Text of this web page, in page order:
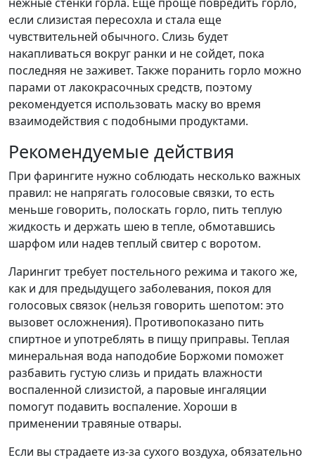
если слизистая пересохла и стала еще
чувствительней обычного. Слизь будет
накапливаться вокруг ранки и не сойдет, пока
последняя не заживет. Также поранить горло можно
парами от лакокрасочных средств, поэтому
рекомендуется использовать маску во время
взаимодействия с подобными продуктами.
Рекомендуемые действия
При фарингите нужно соблюдать несколько важных
правил: не напрягать голосовые связки, то есть
меньше говорить, полоскать горло, пить теплую
жидкость и держать шею в тепле, обмотавшись
шарфом или надев теплый свитер с воротом.
Ларингит требует постельного режима и такого же,
как и для предыдущего заболевания, покоя для
голосовых связок (нельзя говорить шепотом: это
вызовет осложнения). Противопоказано пить
спиртное и употреблять в пищу приправы. Теплая
минеральная вода наподобие Боржоми поможет
разбавить густую слизь и придать влажности
воспаленной слизистой, а паровые ингаляции
помогут подавить воспаление. Хороши в
применении травяные отвары.
Если вы страдаете из-за сухого воздуха, обязательно